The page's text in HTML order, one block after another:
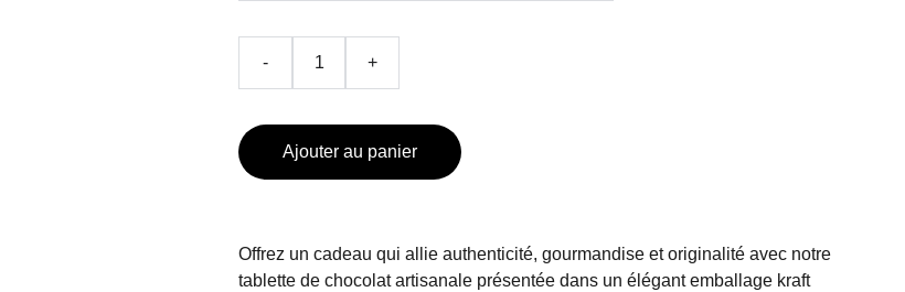
- +
Ajouter au panier
Offrez un cadeau qui allie authenticité, gourmandise et originalité avec notre
tablette de chocolat artisanale présentée dans un élégant emballage kraft